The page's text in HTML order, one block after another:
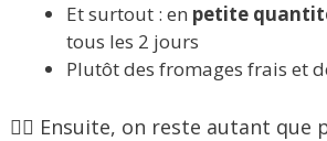
Et surtout : en petite
tous les 2 jours
Plutôt des fromages frais et
🕵️‍♀️ Ensuite, on reste autant que